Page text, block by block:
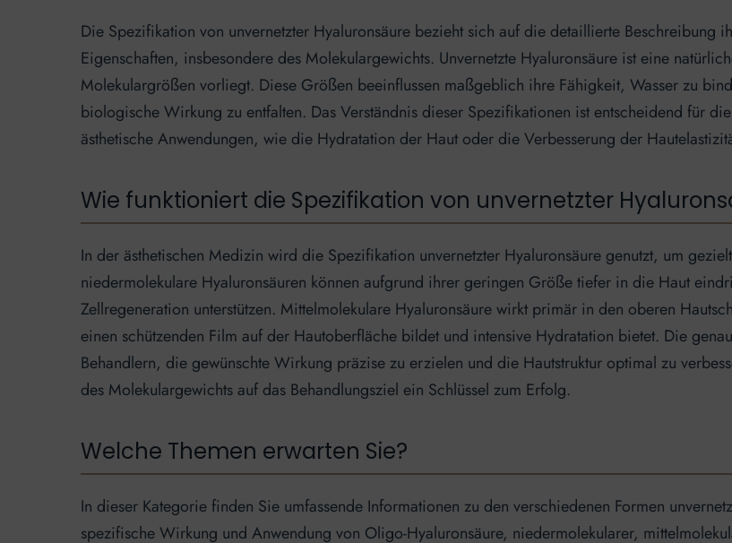
Die Spezifikation von unvernetzter Hyaluronsäure bezieht sich auf die detaillierte Beschreibung
Eigenschaften, insbesondere des Molekulargewichts. Unvernetzte Hyaluronsäure ist eine
Molekulargrößen vorliegt. Diese Größen beeinflussen maßgeblich ihre Fähigkeit, Wasser zu
biologische Wirkung zu entfalten. Das Verständnis dieser Spezifikationen ist entscheidend für
ästhetische Anwendungen, wie die Hydratation der Haut oder die Verbesserung der
Wie funktioniert die Spezifikation von unvernetzter
In der ästhetischen Medizin wird die Spezifikation unvernetzter Hyaluronsäure genutzt, um
niedermolekulare Hyaluronsäuren können aufgrund ihrer geringen Größe tiefer in die Haut
Zellregeneration unterstützen. Mittelmolekulare Hyaluronsäure wirkt primär in den oberen
einen schützenden Film auf der Hautoberfläche bildet und intensive Hydratation bietet. Die
Behandlern, die gewünschte Wirkung präzise zu erzielen und die Hautstruktur optimal zu
des Molekulargewichts auf das Behandlungsziel ein Schlüssel zum Erfolg.
Welche Themen erwarten Sie?
In dieser Kategorie finden Sie umfassende Informationen zu den verschiedenen Formen
spezifische Wirkung und Anwendung von Oligo-Hyaluronsäure, niedermolekularer,